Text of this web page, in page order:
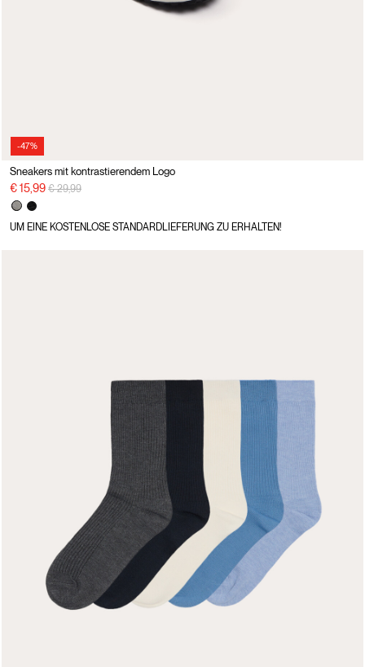
-47%
Sneakers mit kontrastierendem Logo
€ 15,99 Preisreduzierung von
€ 29,99auf
UM EINE KOSTENLOSE STANDARDLIEFERUNG ZU ERHALTEN!